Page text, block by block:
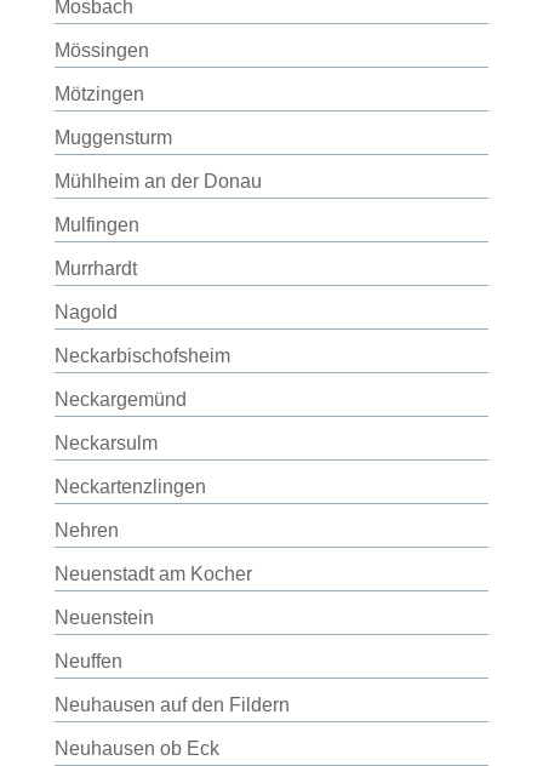
Mosbach
Mössingen
Mötzingen
Muggensturm
Mühlheim an der Donau
Mulfingen
Murrhardt
Nagold
Neckarbischofsheim
Neckargemünd
Neckarsulm
Neckartenzlingen
Nehren
Neuenstadt am Kocher
Neuenstein
Neuffen
Neuhausen auf den Fildern
Neuhausen ob Eck